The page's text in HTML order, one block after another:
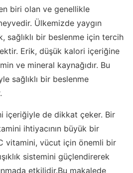
biri olan ve genellikle
Ülkemizde yaygın
sağlıklı bir beslenme için tercih
Erik, düşük kalori içeriğine
ve mineral kaynağıdır. Bu
sağlıklı bir beslenme
içeriğiyle de dikkat çeker. Bir
ihtiyacının büyük bir
C vitamini, vücut için önemli bir
sistemini güçlendirerek
etkilidir.Bu makalede